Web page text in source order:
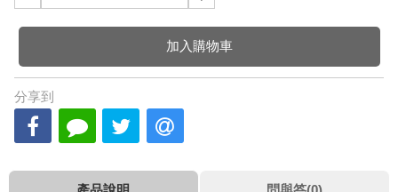
加入購物車
分享到